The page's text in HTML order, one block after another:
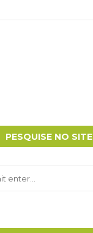
PESQUISE NO SITE